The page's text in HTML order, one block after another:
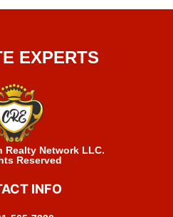
EXPERTS
Realty Network LLC.
Reserved
INFO